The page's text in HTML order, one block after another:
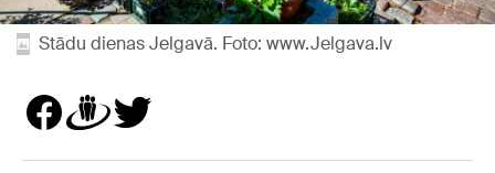
Stādu dienas Jelgavā. Foto: www.Jelgava.lv